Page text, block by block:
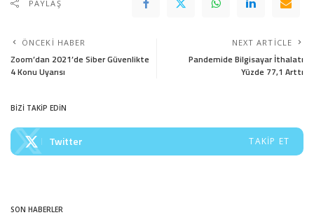
PAYLAŞ
ÖNCEKI HABER
Zoom’dan 2021’de Siber Güvenlikte
4 Konu Uyarısı
NEXT ARTICLE
Pandemide Bilgisayar İthalatı
Yüzde 77,1 Arttı
BİZİ TAKİP EDİN
Twitter TAKIP ET
SON HABERLER